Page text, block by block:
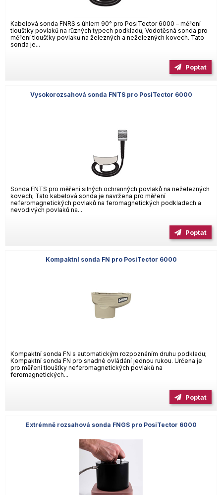
Kabelová sonda FNRS s úhlem 90° pro PosiTector 6000 – měření
tloušťky povlaků na různých typech podkladů; Vodotěsná sonda pro
měření tloušťky povlaků na železných a neželezných kovech. Tato
sonda je...
Poptat
Vysokorozsahová sonda FNTS pro PosiTector 6000
Sonda FNTS pro měření silných ochranných povlaků na neželezných
kovech; Tato kabelová sonda je navržena pro měření
neferomagnetických povlaků na feromagnetických podkladech a
nevodivých povlaků na...
Poptat
Kompaktní sonda FN pro PosiTector 6000
Kompaktní sonda FN s automatickým rozpoznáním druhu podkladu;
Kompaktní sonda FN pro snadné ovládání jednou rukou. Určena je
pro měření tloušťky neferomagnetických povlaků na
feromagnetických...
Poptat
Extrémně rozsahová sonda FNGS pro PosiTector 6000